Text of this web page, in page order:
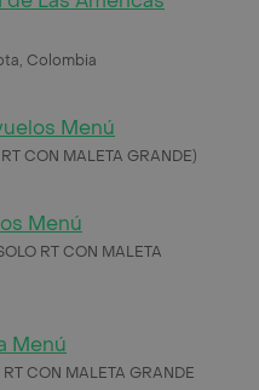
Colombia
Menú
CON MALETA GRANDE)
Menú
RT CON MALETA
Menú
CON MALETA GRANDE